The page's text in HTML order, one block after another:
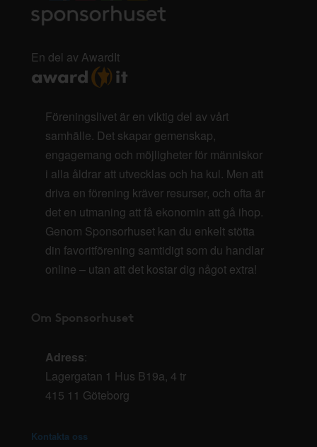
En del av AwardIt
Föreningslivet är en viktig del av vårt
samhälle. Det skapar gemenskap,
engagemang och möjligheter för människor
i alla åldrar att utvecklas och ha kul. Men att
driva en förening kräver resurser, och ofta är
det en utmaning att få ekonomin att gå ihop.
Genom Sponsorhuset kan du enkelt stötta
din favoritförening samtidigt som du handlar
online – utan att det kostar dig något extra!
Om Sponsorhuset
Adress:
Lagergatan 1 Hus B19a, 4 tr
415 11 Göteborg
Kontakta oss